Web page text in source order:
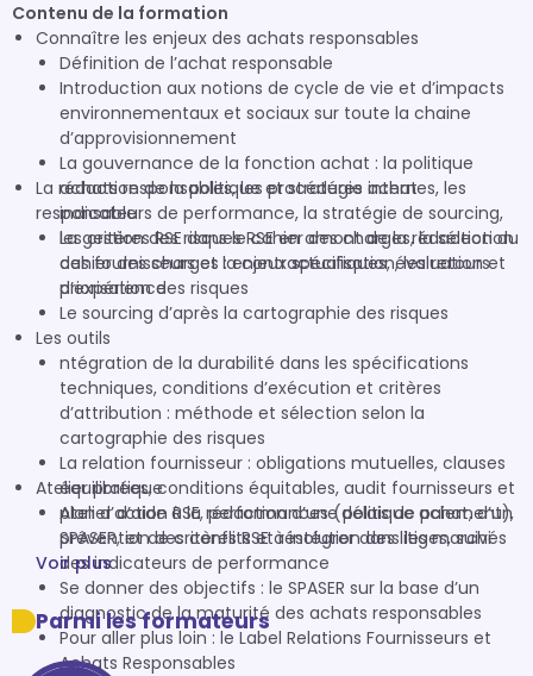
Contenu de la formation
Connaître les enjeux des achats responsables
Définition de l’achat responsable
Introduction aux notions de cycle de vie et d’impacts
environnementaux et sociaux sur toute la chaine
d’approvisionnement
La gouvernance de la fonction achat : la politique
achats responsables, les procédures internes, les
indicateurs de performance, la stratégie de sourcing,
les critères RSE dans le cahier des charges, la sélection
des fournisseurs et la contractualisation, les retours
d’expérience
La rédaction de la politique et stratégie achat
responsable
La gestion des risques RSE en amont de la rédaction du
cahier des charges : enjeux spécifiques, évaluation et
priorisation des risques
Le sourcing d’après la cartographie des risques
Les outils
ntégration de la durabilité dans les spécifications
techniques, conditions d’exécution et critères
d’attribution : méthode et sélection selon la
cartographie des risques
La relation fournisseur : obligations mutuelles, clauses
équilibrées, conditions équitables, audit fournisseurs et
plan d’action RSE, performances (délais de paiement),
prévention des conflits et résolution des litiges, suivi
des indicateurs de performance
Se donner des objectifs : le SPASER sur la base d’un
diagnostic de la maturité des achats responsables
Pour aller plus loin : le Label Relations Fournisseurs et
Achats Responsables
Atelier pratique
Atelier d’aide à la rédaction d’une politique achat, d’un
SPASER, et de critères RSE à intégrer dans les marchés
Voir plus
Parmi les formateurs